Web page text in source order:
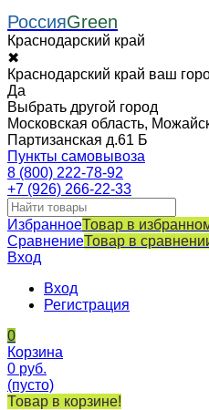
РоссияGreen
Краснодарский край
✖
Краснодарский край ваш
Да
Выбрать другой город
Московская область,
Партизанская д.61 Б
Пункты самовывоза
8 (800) 222-78-92
+7 (926) 266-22-33
ИзбранноеТовар в
СравнениеТовар в
Вход
Вход
Регистрация
0
Корзина
0 руб.
(пусто)
Товар в корзине!